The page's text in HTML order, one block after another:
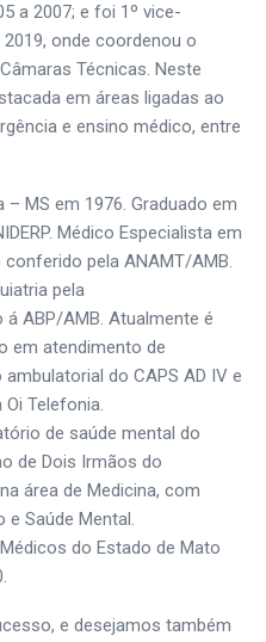
a 2007; e foi 1º vice-
onde coordenou o
Técnicas. Neste
em áreas ligadas ao
e ensino médico, entre
– MS em 1976. Graduado em
Médico Especialista em
pela ANAMT/AMB.
pela
á ABP/AMB. Atualmente é
em atendimento de
do CAPS AD IV e
Telefonia.
de saúde mental do
de Dois Irmãos do
área de Medicina, com
e Saúde Mental.
do Estado de Mato
e desejamos também